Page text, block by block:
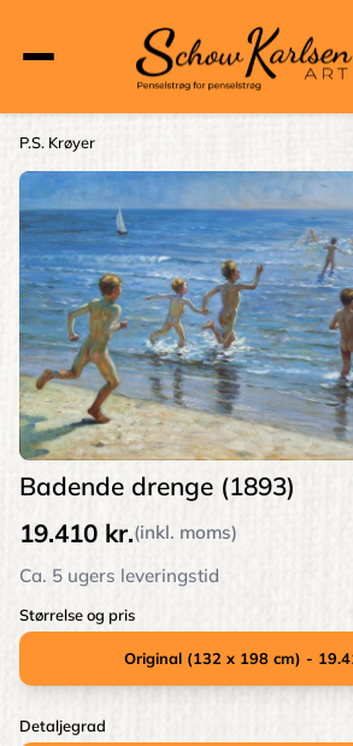
navigation
Brødkrumme
P.S. Krøyer
Badende drenge (1893)
19.410 kr.(inkl. moms)
Ca. 5 ugers leveringstid
Størrelse og pris
Detaljegrad